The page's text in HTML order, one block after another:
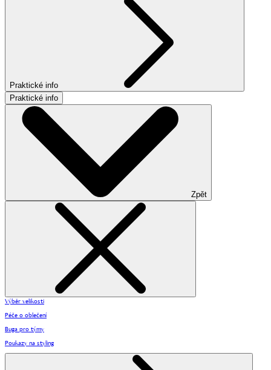
Praktické info
Praktické info
Zpět
Výběr velikosti
Péče o oblečení
Buga pro týmy
Poukazy na styling